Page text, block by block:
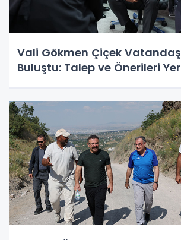
Vali Gökmen Çiçek
Buluştu: Talep ve Önerileri